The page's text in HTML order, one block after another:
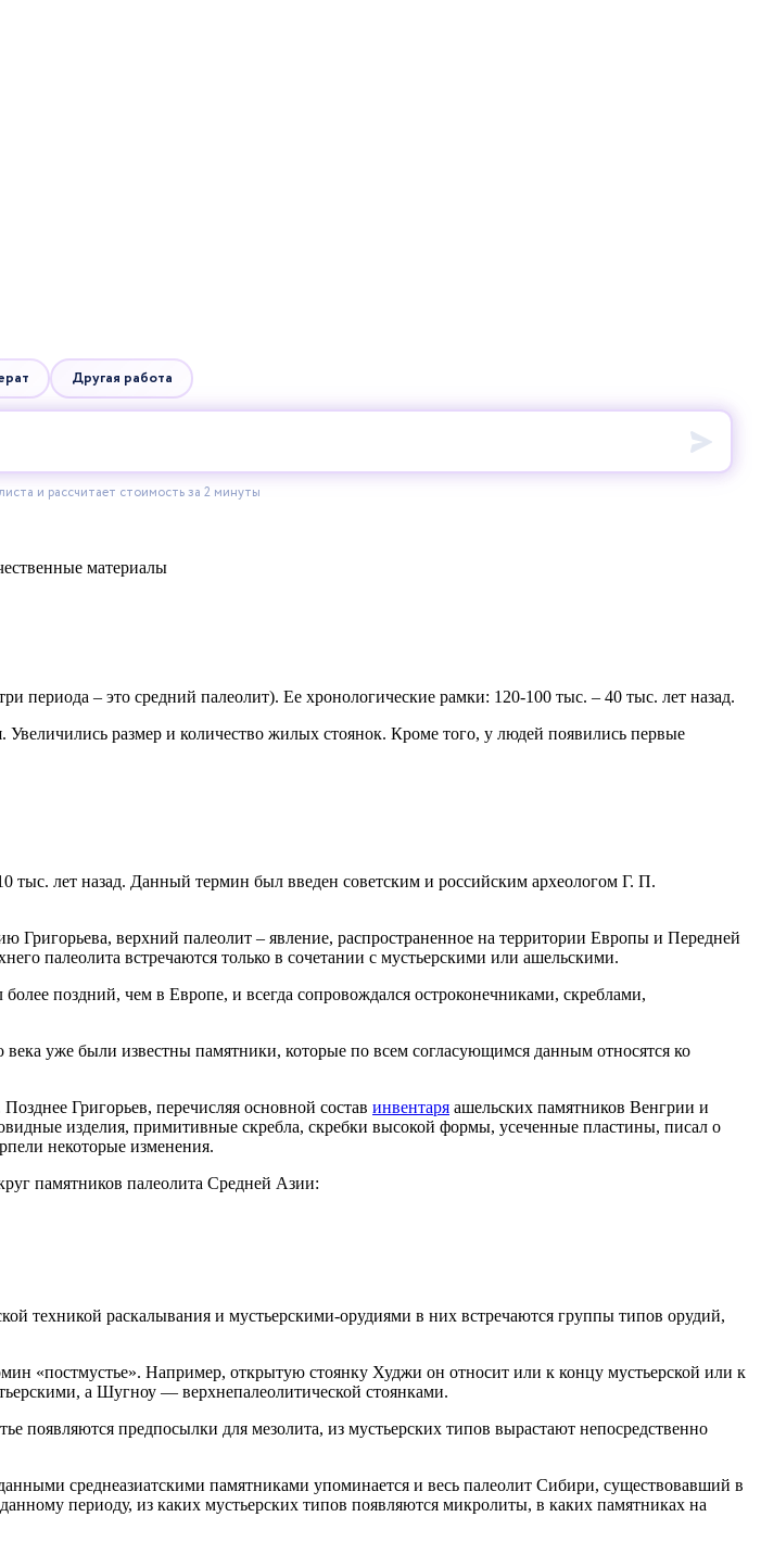
материалы
периода – это средний палеолит). Ее хронологические рамки: 120-100 тыс. – 40 тыс. лет назад.
Увеличились размер и количество жилых стоянок. Кроме того, у людей появились первые
тыс. лет назад. Данный термин был введен советским и российским археологом Г. П.
верхний палеолит – явление, распространенное на территории Европы и Передней
палеолита встречаются только в сочетании с мустьерскими или ашельскими.
поздний, чем в Европе, и всегда сопровождался остроконечниками, скреблами,
века уже были известны памятники, которые по всем согласующимся данным относятся ко
Григорьев, перечисляя основной состав инвентаря ашельских памятников Венгрии и
изделия, примитивные скребла, скребки высокой формы, усеченные пластины, писал о
некоторые изменения.
памятников палеолита Средней Азии:
техникой раскалывания и мустьерскими-орудиями в них встречаются группы типов орудий,
«постмустье». Например, открытую стоянку Худжи он относит или к концу мустьерской или к
а Шугноу — верхнепалеолитической стоянками.
появляются предпосылки для мезолита, из мустьерских типов вырастают непосредственно
среднеазиатскими памятниками упоминается и весь палеолит Сибири, существовавший в
периоду, из каких мустьерских типов появляются микролиты, в каких памятниках на